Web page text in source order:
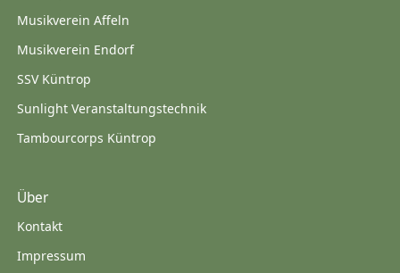
Musikverein Affeln
Musikverein Endorf
SSV Küntrop
Sunlight Veranstaltungstechnik
Tambourcorps Küntrop
Über
Kontakt
Impressum